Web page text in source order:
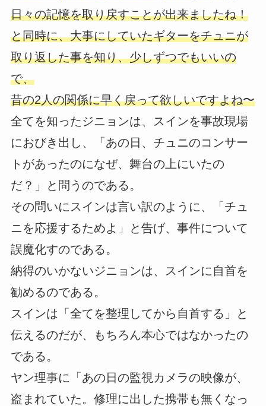
日々の記憶を取り戻すことが出来ましたね！
と同時に、大事にしていたギターをチュニが
取り返した事を知り、少しずつでもいいの
で、
昔の2人の関係に早く戻って欲しいですよね〜
全てを知ったジニョンは、スインを事故現場
におびき出し、「あの日、チュニのコンサー
トがあったのになぜ、舞台の上にいたの
だ？」と問うのである。
その問いにスインは言い訳のように、「チュ
ニを応援するためよ」と告げ、事件について
誤魔化すのである。
納得のいかないジニョンは、スインに自首を
勧めるのである。
スインは「全てを整理してから自首する」と
伝えるのだが、もちろん本心ではなかったの
である。
ヤン理事に「あの日の監視カメラの映像が、
盗まれていた。修理に出した携帯も無くなっ